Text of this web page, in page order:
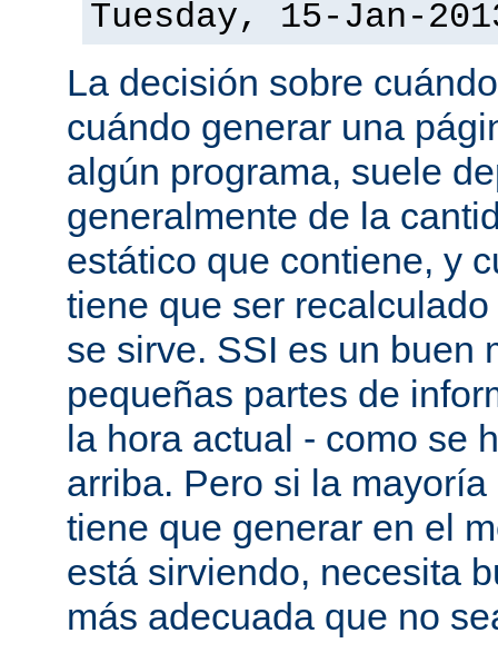
Tuesday, 15-Jan-
La decisión sobre
cuándo generar una
algún programa, suele
generalmente de la
estático que contiene, y
tiene que ser
se sirve. SSI es un buen
pequeñas partes de
la hora actual - como se
arriba. Pero si la
tiene que generar en el
está sirviendo, necesita
más adecuada que no